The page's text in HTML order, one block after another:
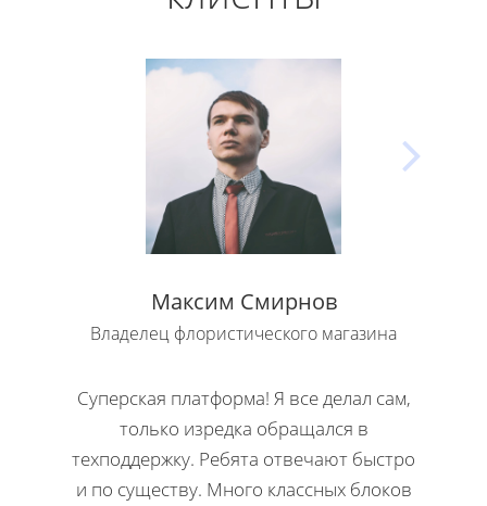
Максим Смирнов
Владелец флористического магазина
Суперская платформа! Я все делал сам,
только изредка обращался в
техподдержку. Ребята отвечают быстро
и по существу. Много классных блоков